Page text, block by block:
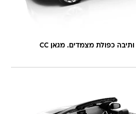
גג זכוכית, שישה מנועים ותיבה כפולת מצמדים. מגאן CC